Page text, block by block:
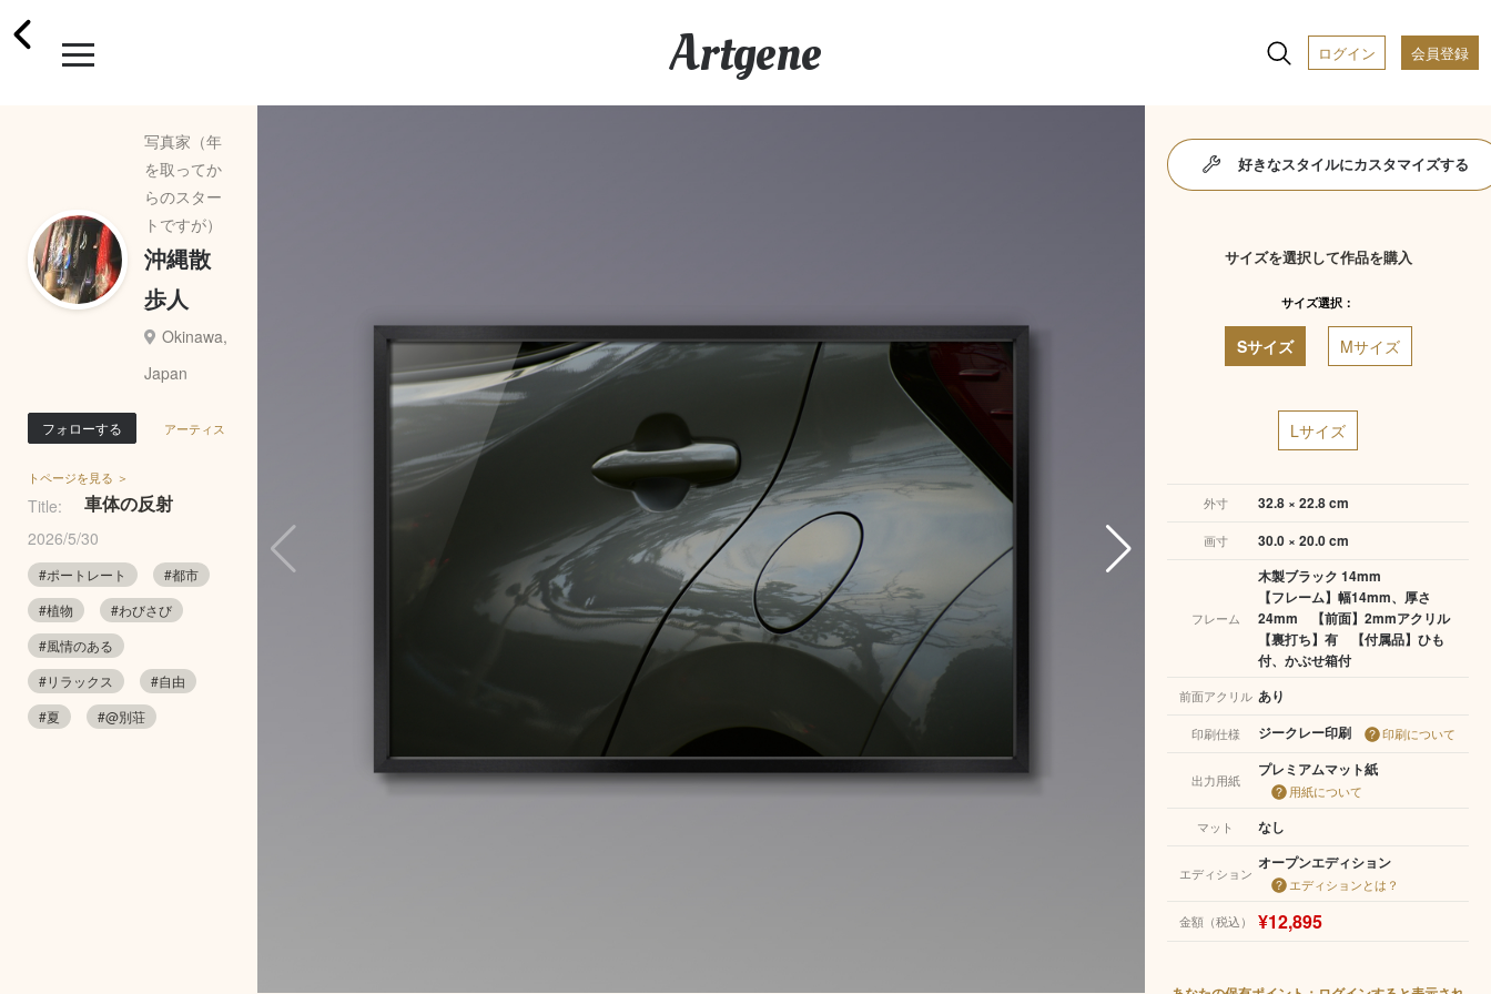
Artgene ログイン 会員登録
写真家（年
を取ってか
らのスター
トですが）
沖縄散
歩人
Okinawa,
Japan
フォローする アーティス
トページを見る ＞
Title: 車体の反射
2026/5/30
#ポートレート
#都市
#植物
#わびさび
#風情のある
#リラックス
#自由
#夏
#@別荘
好きなスタイルにカスタマイズする
サイズを選択して作品を購入
サイズ選択：
Sサイズ Mサイズ
Lサイズ
外寸 32.8 × 22.8 cm
画寸 30.0 × 20.0 cm
フレーム
木製ブラック 14mm
【フレーム】幅14mm、厚さ
24mm 【前面】2mmアクリル
【裏打ち】有 【付属品】ひも
付、かぶせ箱付
前面アクリル あり
印刷仕様 ジークレー印刷 印刷について
出力用紙
プレミアムマット紙
用紙について
マット
なし
エディション
オープンエディション
エディションとは？
金額（税込） ¥12,895